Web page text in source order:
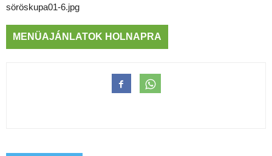
söröskupa01-6.jpg
MENÜAJÁNLATOK HOLNAPRA